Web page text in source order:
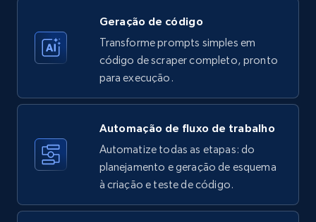
Amazon products - find products by using
upc numbers
Title, Seller name, Brand, Description, Initial
price, Currency, Availability, Reviews count, and
35.3K+ 5.7K+ Comece grátis
Geração de código
Transforme prompts simples em
código de scraper completo, pronto
para execução.
Automação de fluxo de trabalho
Automatize todas as etapas: do
planejamento e geração de esquema
à criação e teste de código.